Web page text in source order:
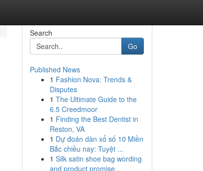
Search
Go
Published News
1 Fashion Nova: Trends &
Disputes
1 The Ultimate Guide to the
6.5 Creedmoor
1 Finding the Best Dentist in
Reston, VA
1 Dự đoán dàn xổ số 10 Miền
Bắc chiều nay: Tuyệt ...
1 Silk satin shoe bag wording
and product promise...